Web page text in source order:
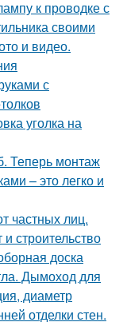
к проводке с
своими
и видео.
с
уголка на
Теперь монтаж
– это легко и
частных лиц.
строительство
доска
Дымоход для
диаметр
отделки стен.